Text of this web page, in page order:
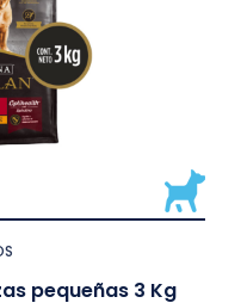
pequeñas 3 Kg